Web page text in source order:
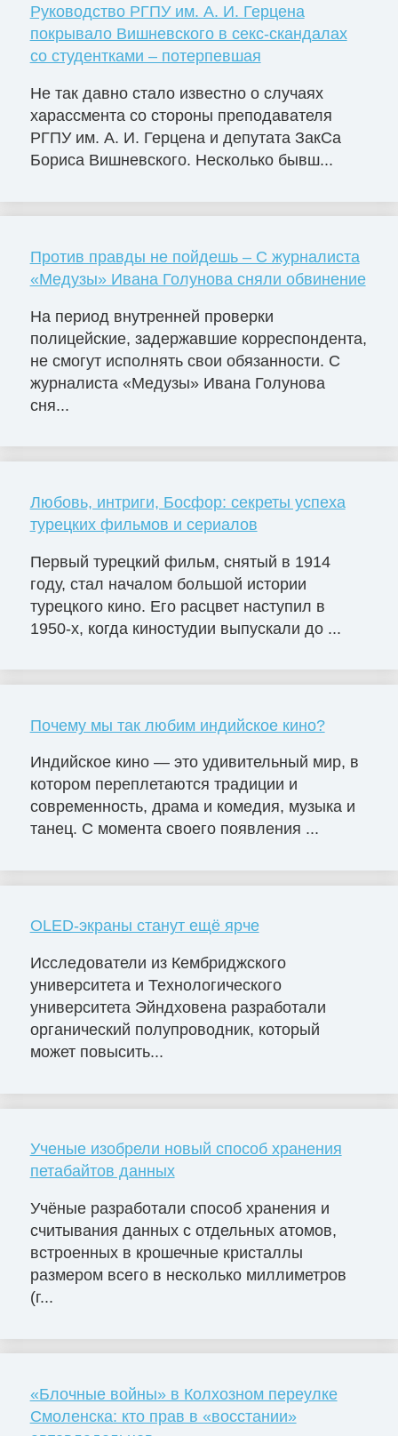
Руководство РГПУ им. А. И. Герцена
покрывало Вишневского в секс-скандалах
со студентками – потерпевшая
Не так давно стало известно о случаях
харассмента со стороны преподавателя
РГПУ им. А. И. Герцена и депутата ЗакСа
Бориса Вишневского. Несколько бывш...
Против правды не пойдешь – С журналиста
«Медузы» Ивана Голунова сняли обвинение
На период внутренней проверки
полицейские, задержавшие корреспондента,
не смогут исполнять свои обязанности. С
журналиста «Медузы» Ивана Голунова
сня...
Любовь, интриги, Босфор: секреты успеха
турецких фильмов и сериалов
Первый турецкий фильм, снятый в 1914
году, стал началом большой истории
турецкого кино. Его расцвет наступил в
1950-х, когда киностудии выпускали до ...
Почему мы так любим индийское кино?
Индийское кино — это удивительный мир, в
котором переплетаются традиции и
современность, драма и комедия, музыка и
танец. С момента своего появления ...
OLED-экраны станут ещё ярче
Исследователи из Кембриджского
университета и Технологического
университета Эйндховена разработали
органический полупроводник, который
может повысить...
Ученые изобрели новый способ хранения
петабайтов данных
Учёные разработали способ хранения и
считывания данных с отдельных атомов,
встроенных в крошечные кристаллы
размером всего в несколько миллиметров
(г...
«Блочные войны» в Колхозном переулке
Смоленска: кто прав в «восстании»